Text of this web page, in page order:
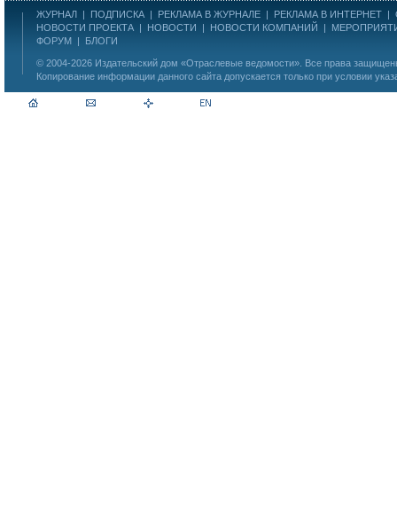
ЖУРНАЛ | ПОДПИСКА | РЕКЛАМА В ЖУРНАЛЕ | РЕКЛАМА В ИНТЕРНЕТ |
НОВОСТИ ПРОЕКТА | НОВОСТИ | НОВОСТИ КОМПАНИЙ |
ФОРУМ | БЛОГИ
© 2004-2026 Издательский дом «Отраслевые ведомости» . Все права
Копирование информации данного сайта допускается только при условии